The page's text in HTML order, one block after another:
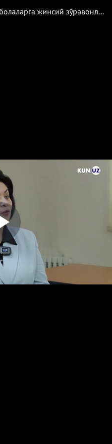
«Бир йил ичида болаларга жинсий зўравонлик бўйича 10га яқин мурожаат келди» — болалар Омбудсмани билан суҳбат
Play
Video